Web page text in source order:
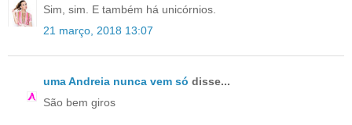
Sim, sim. E também há unicórnios.
21 março, 2018 13:07
uma Andreia nunca vem só disse...
São bem giros